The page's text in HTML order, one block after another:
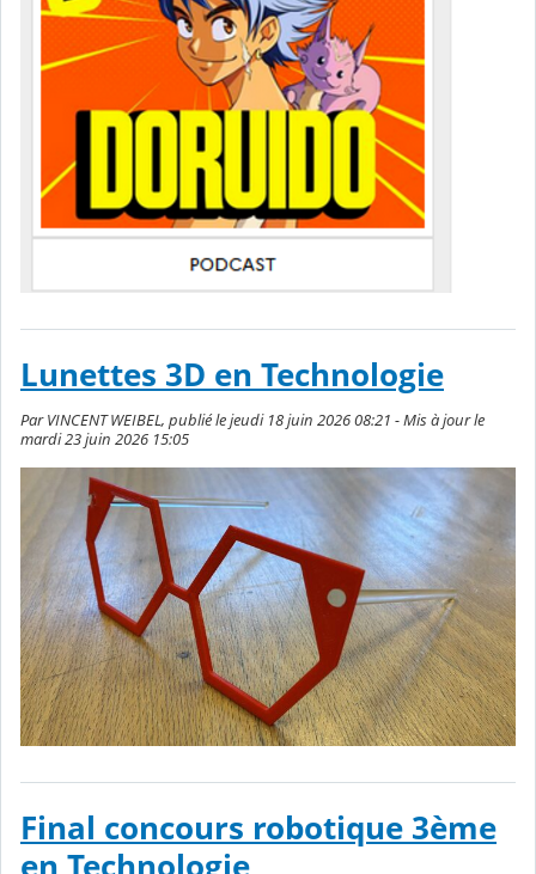
Lunettes 3D en Technologie
Par VINCENT WEIBEL, publié le jeudi 18 juin 2026 08:21 - Mis à jour le
mardi 23 juin 2026 15:05
Final concours robotique 3ème